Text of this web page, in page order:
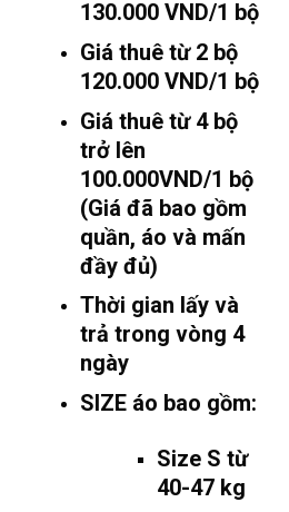
130.000 VND/1 bộ
Giá thuê từ 2 bộ
120.000 VND/1 bộ
Giá thuê từ 4 bộ
trở lên
100.000VND/1 bộ
(Giá đã bao gồm
quần, áo và mấn
đầy đủ)
Thời gian lấy và
trả trong vòng 4
ngày
SIZE áo bao gồm:
Size S từ
40-47 kg